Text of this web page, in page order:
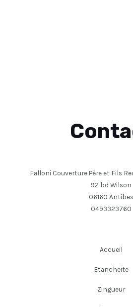
Falloni Couverture Père et Fils
92 bd Wilson
06160 Antibes
0493323760
Accueil
Etancheite
Zingueur